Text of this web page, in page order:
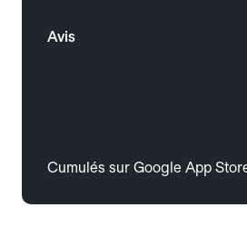
Avis
Cumulés sur Google App